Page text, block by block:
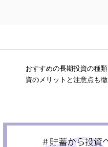
おすすめの長期投資の種
資のメリットと注意点も徹